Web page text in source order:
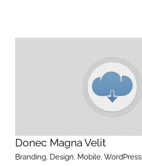
Donec Magna Velit
Branding, Design, Mobile,WordPress